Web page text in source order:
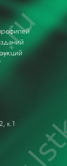
к.1